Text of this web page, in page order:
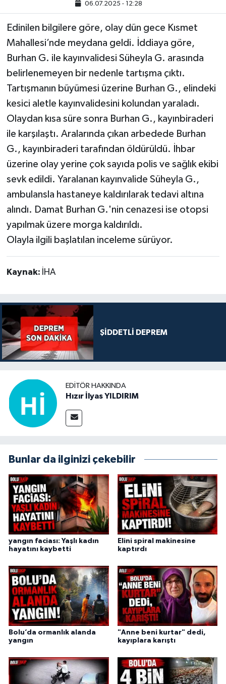
06.07.2025 - 12:28
Edinilen bilgilere göre, olay dün gece Kısmet
Mahallesi’nde meydana geldi. İddiaya göre,
Burhan G. ile kayınvalidesi Süheyla G. arasında
belirlenemeyen bir nedenle tartışma çıktı.
Tartışmanın büyümesi üzerine Burhan G., elindeki
kesici aletle kayınvalidesini kolundan yaraladı.
Olaydan kısa süre sonra Burhan G., kayınbiraderi
ile karşılaştı. Aralarında çıkan arbedede Burhan
G., kayınbiraderi tarafından öldürüldü. İhbar
üzerine olay yerine çok sayıda polis ve sağlık ekibi
sevk edildi. Yaralanan kayınvalide Süheyla G.,
ambulansla hastaneye kaldırılarak tedavi altına
alındı. Damat Burhan G.'nin cenazesi ise otopsi
yapılmak üzere morga kaldırıldı.
Olayla ilgili başlatılan inceleme sürüyor.
Kaynak: İHA
ŞİDDETLİ DEPREM
EDITÖR HAKKINDA
Hızır İlyas YILDIRIM
Bunlar da ilginizi çekebilir
yangın faciası: Yaşlı kadın
hayatını kaybetti
Elini spiral makinesine
kaptırdı
Bolu’da ormanlık alanda
yangın
"Anne beni kurtar" dedi,
kayıplara karıştı